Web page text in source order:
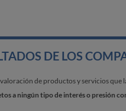
DE LOS
de productos y servicios
a ningún tipo de interés o presión